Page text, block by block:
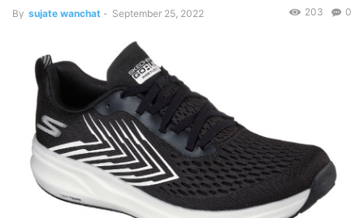
By sujate wanchat - September 25, 2022 0
203